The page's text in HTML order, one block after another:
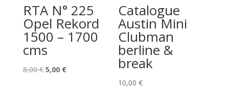
RTA N° 225
Opel Rekord
1500 – 1700
cms
8,00€ Le
5,00 €Le
Catalogue
Austin Mini
Clubman
berline &
break
10,00€